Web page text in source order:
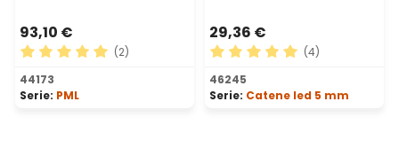
93,10 €
Valutazione media di 5 su 5 stelle
(2)
44173
Serie: PML
29,36 €
Valutazione media di 5 su
(4)
46245
Serie: Catene led 5 mm